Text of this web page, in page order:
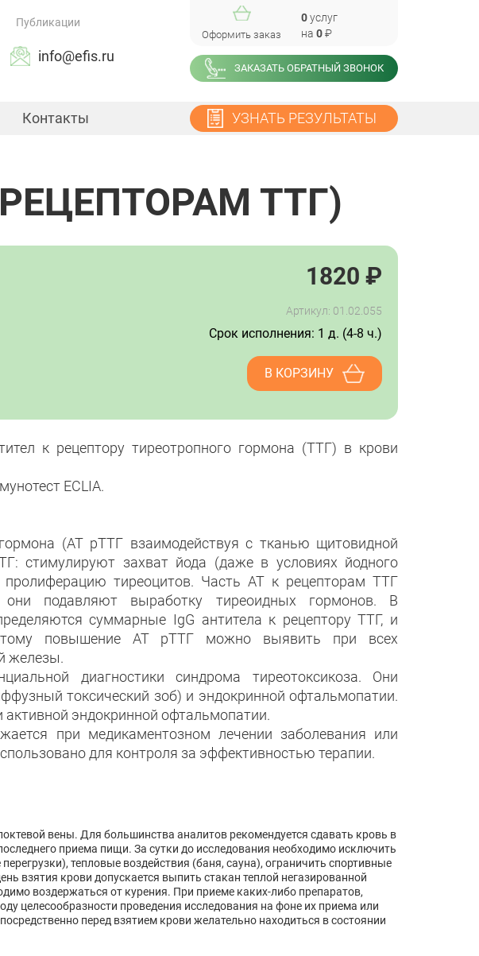
Публикации
info@efis.ru
Оформить заказ
0услуг
на 0₽
ЗАКАЗАТЬ ОБРАТНЫЙ ЗВОНОК
Контакты УЗНАТЬ РЕЗУЛЬТАТЫ
ТТГ)
1820 ₽
Артикул: 01.02.055
Срок исполнения: 1 д. (4-8 ч.)
В КОРЗИНУ
к рецептору тиреотропного гормона (ТТГ) в крови
ECLIA.
(АТ рТТГ взаимодействуя с тканью щитовидной
стимулируют захват йода (даже в условиях йодного
тиреоцитов. Часть АТ к рецепторам ТТГ
подавляют выработку тиреоидных гормонов. В
суммарные IgG антитела к рецептору ТТГ, и
повышение АТ рТТГ можно выявить при всех
железы.
диагностики синдрома тиреотоксикоза. Они
токсический зоб) и эндокринной офтальмопатии.
эндокринной офтальмопатии.
при медикаментозном лечении заболевания или
для контроля за эффективностью терапии.
вены. Для большинства аналитов рекомендуется сдавать кровь в
приема пищи. За сутки до исследования необходимо исключить
тепловые воздействия (баня, сауна), ограничить спортивные
взятия крови допускается выпить стакан теплой негазированной
воздержаться от курения. При приеме каких-либо препаратов,
целесообразности проведения исследования на фоне их приема или
перед взятием крови желательно находиться в состоянии